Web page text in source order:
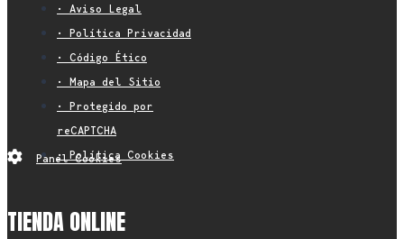
• Aviso Legal
• Política Privacidad
• Código Ético
• Mapa del Sitio
• Protegido por
reCAPTCHA
• Política Cookies
Panel Cookies
TIENDA ONLINE